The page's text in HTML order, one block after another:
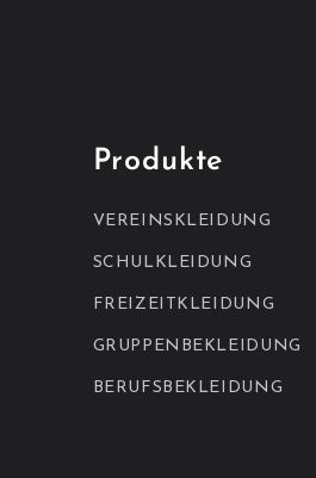
Produkte
VEREINSKLEIDUNG
SCHULKLEIDUNG
FREIZEITKLEIDUNG
GRUPPENBEKLEIDUNG
BERUFSBEKLEIDUNG